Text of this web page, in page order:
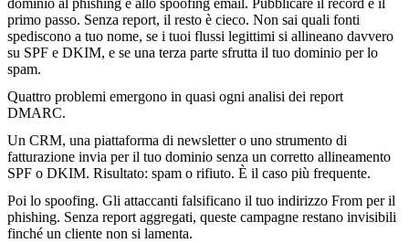
dominio al phishing e allo spoofing email. Pubblicare il record è il
primo passo. Senza report, il resto è cieco. Non sai quali fonti
spediscono a tuo nome, se i tuoi flussi legittimi si allineano davvero
su SPF e DKIM, e se una terza parte sfrutta il tuo dominio per lo
spam.
Quattro problemi emergono in quasi ogni analisi dei report
DMARC.
Un CRM, una piattaforma di newsletter o uno strumento di
fatturazione invia per il tuo dominio senza un corretto allineamento
SPF o DKIM. Risultato: spam o rifiuto. È il caso più frequente.
Poi lo spoofing. Gli attaccanti falsificano il tuo indirizzo From per il
phishing. Senza report aggregati, queste campagne restano invisibili
finché un cliente non si lamenta.